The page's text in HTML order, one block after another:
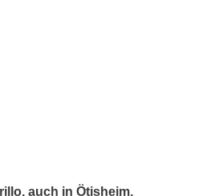
auch in Ötisheim,